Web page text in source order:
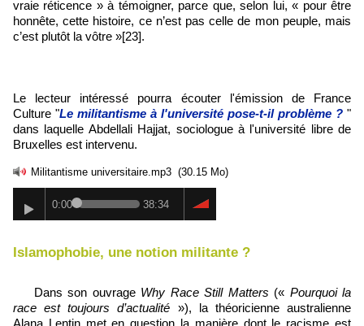
vraie réticence » à témoigner, parce que, selon lui, « pour être
honnête, cette histoire, ce n’est pas celle de mon peuple, mais
c’est plutôt la vôtre »[23].
Le lecteur intéressé pourra écouter l'émission de France
Culture "Le militantisme à l'université pose-t-il problème ? "
dans laquelle Abdellali Hajjat, sociologue à l'université libre de
Bruxelles est intervenu.
Militantisme universitaire.mp3 (30.15 Mo)
0:00 38:34
Islamophobie, une notion militante ?
Dans son ouvrage Why Race Still Matters (« Pourquoi la
race est toujours d’actualité »), la théoricienne australienne
Alana Lentin met en question la manière dont le racisme est